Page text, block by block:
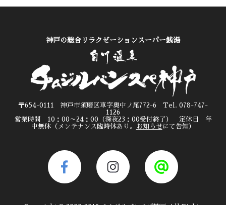
神戸の総合リラクゼーションスーパー銭湯
〒654-0111 神戸市須磨区車字奥中ノ尾772-6 Tel. 078-747-
1126
営業時間 10：00～24：00（深夜23：00受付終了） 定休日 年
中無休（メンテナンス臨時休あり。
お知らせにて告知）